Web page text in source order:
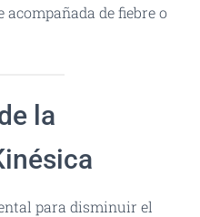
de fiebre o
la
para disminuir el